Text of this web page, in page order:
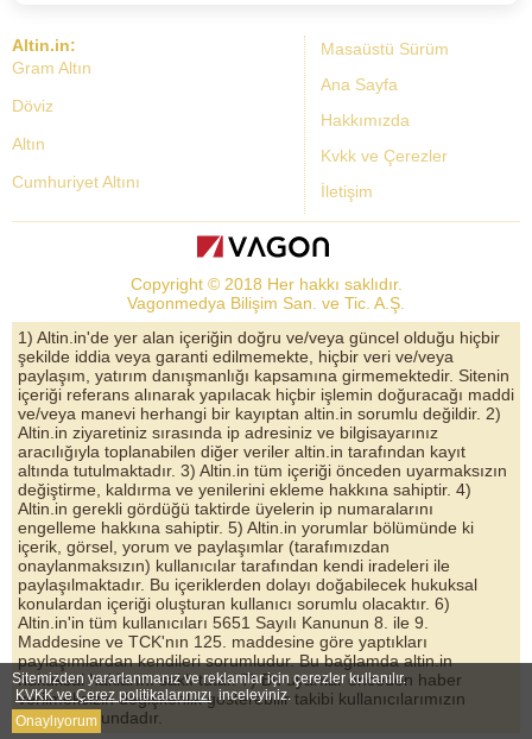
Masaüstü Sürüm
Ana Sayfa
Hakkımızda
Kvkk ve Çerezler
İletişim
Altin.in:
Gram Altın
Döviz
Altın
Cumhuriyet Altını
Dolar Kuru
Altın Yorumları
Döviz Kurları
Çeyrek Altın
Bitcoin
Euro/Dolar Parite
Sterlin
Döviz Arşivi
Copyright © 2018 Her hakkı saklıdır.
Vagonmedya Bilişim San. ve Tic. A.Ş.
1) Altin.in'de yer alan içeriğin doğru ve/veya güncel olduğu hiçbir
şekilde iddia veya garanti edilmemekte, hiçbir veri ve/veya
paylaşım, yatırım danışmanlığı kapsamına girmemektedir. Sitenin
içeriği referans alınarak yapılacak hiçbir işlemin doğuracağı maddi
ve/veya manevi herhangi bir kayıptan altin.in sorumlu değildir. 2)
Altin.in ziyaretiniz sırasında ip adresiniz ve bilgisayarınız
aracılığıyla toplanabilen diğer veriler altin.in tarafından kayıt
altında tutulmaktadır. 3) Altin.in tüm içeriği önceden uyarmaksızın
değiştirme, kaldırma ve yenilerini ekleme hakkına sahiptir. 4)
Altin.in gerekli gördüğü taktirde üyelerin ip numaralarını
engelleme hakkına sahiptir. 5) Altin.in yorumlar bölümünde ki
içerik, görsel, yorum ve paylaşımlar (tarafımızdan
onaylanmaksızın) kullanıcılar tarafından kendi iradeleri ile
paylaşılmaktadır. Bu içeriklerden dolayı doğabilecek hukuksal
konulardan içeriği oluşturan kullanıcı sorumlu olacaktır. 6)
Altin.in'in tüm kullanıcıları 5651 Sayılı Kanunun 8. ile 9.
Maddesine ve TCK'nın 125. maddesine göre yaptıkları
paylaşımlardan kendileri sorumludur. Bu bağlamda altin.in
hukuksal haklarını saklı tutar. 7) Bu uyarılar önceden haber
verilmeksizin değişkenlik gösterebilir takibi kullanıcılarımızın
sorumluluğundadır.
Sitemizden yararlanmanız ve reklamlar için çerezler kullanılır.
KVKK ve Çerez politikalarımızı inceleyiniz.
Onaylıyorum